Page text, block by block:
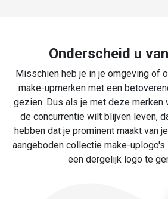
Onderscheid u
Misschien heb je in je omgeving of
make-upmerken met een
gezien. Dus als je met deze merken
de concurrentie wilt blijven leven,
hebben dat je prominent maakt van
aangeboden collectie make-
een dergelijk logo te